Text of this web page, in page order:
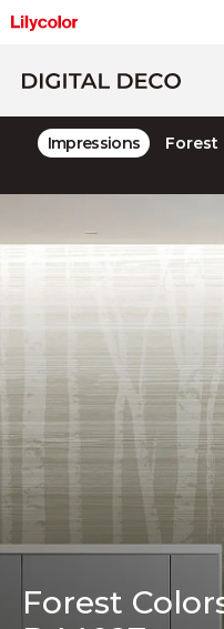
PICK UP
Layered Line
Impressions Forest
Forest